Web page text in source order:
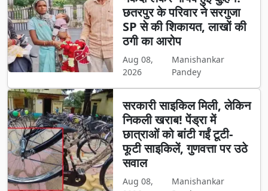
छतरपुर के परिवार ने सरगुजा
SP से की शिकायत, लाखों की
ठगी का आरोप
Aug 08,
2026
Manishankar
Pandey
सरकारी साइकिल मिली, लेकिन
निकली खराब! पेंड्रा में
छात्राओं को बांटी गईं टूटी-
फूटी साइकिलें, गुणवत्ता पर उठे
सवाल
Aug 08,
Manishankar